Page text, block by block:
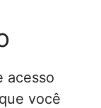
acesso
você